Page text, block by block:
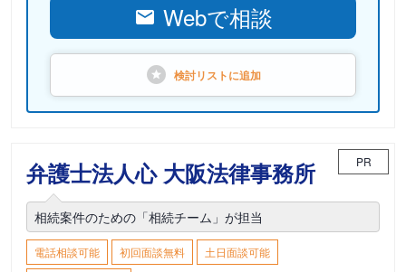
Webで相談
検討リストに追加
弁護士法人心 大阪法律事務所 PR
相続案件のための「相続チーム」が担当
電話相談可能 初回面談無料
土日面談可能